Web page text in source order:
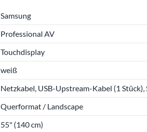
Samsung
Professional AV
Touchdisplay
weiß
Netzkabel, USB-Upstream-Kabel (1
Querformat / Landscape
55" (140 cm)